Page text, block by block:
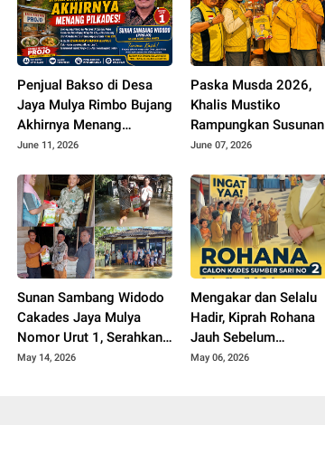
Penjual Bakso di Desa
Jaya Mulya Rimbo Bujang
Akhirnya Menang
Pemilihan Calon Kades
June 11, 2026
Paska Musda 2026,
Khalis Mustiko
Rampungkan Susunan
Pengurus Golkar Tebo
June 07, 2026
Sunan Sambang Widodo
Cakades Jaya Mulya
Nomor Urut 1, Serahkan
Bantuan Beras dan
May 14, 2026
Mengakar dan Selalu
Hadir, Kiprah Rohana
Jauh Sebelum
Pencalonan Jadi Bukti
May 06, 2026